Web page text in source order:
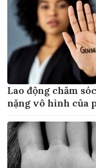
Lao động chăm
nặng vô hình của